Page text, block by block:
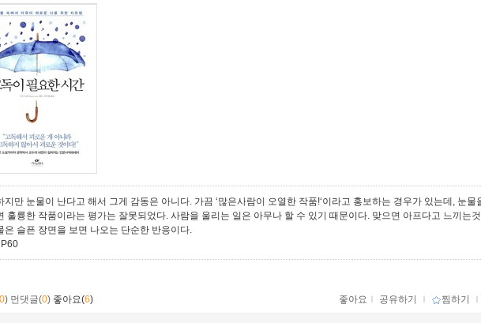
지만 눈물이 난다고 해서 그게 감동은 아니다. 가끔 ‘많은사람이 오열한 작품!‘이라고 홍보하는 경우가 있는데, 눈물
훌륭한 작품이라는 평가는 잘못되었다. 사람을 울리는 일은 아무나 할 수 있기 때문이다. 맞으면 아프다고 느끼는
은 슬픈 장면을 보면 나오는 단순한 반응이다.
0) 먼댓글(0) 좋아요(6) 좋아요 ｌ 공유하기 ｌ 찜하기 ｌ